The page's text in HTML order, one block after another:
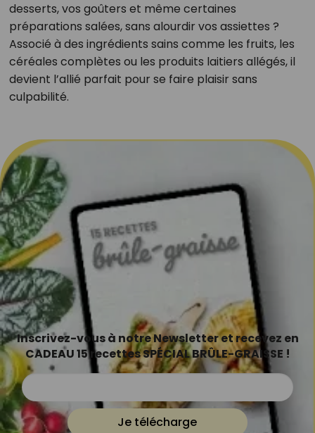
desserts, vos goûters et même certaines
préparations salées, sans alourdir vos assiettes ?
Associé à des ingrédients sains comme les fruits, les
céréales complètes ou les produits laitiers allégés, il
devient l’allié parfait pour se faire plaisir sans
culpabilité.
Inscrivez-vous à notre Newsletter et recevez en
CADEAU 15 recettes SPÉCIAL BRÛLE-GRAISSE !
Je télécharge